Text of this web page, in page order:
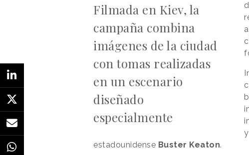
Filmada en Kiev, la
campaña combina
imágenes de la ciudad
con tomas realizadas
en un escenario
diseñado
especialmente
estadounidense Buster Keaton.